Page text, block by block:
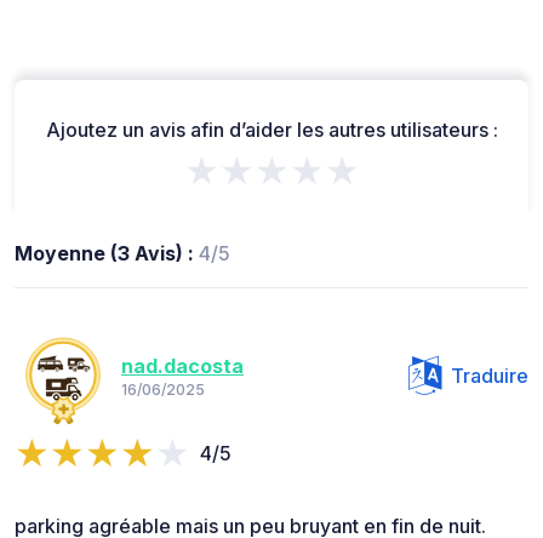
Ajoutez un avis afin d’aider les autres utilisateurs :
★★★★★
Moyenne (3 Avis) : 4/5
nad.dacosta
16/06/2025
Traduire
4/5
parking agréable mais un peu bruyant en fin de nuit.